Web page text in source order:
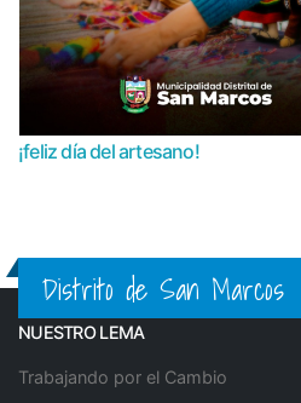
¡feliz día del artesano!
Distrito de San Marcos
NUESTRO LEMA
Trabajando por el Cambio